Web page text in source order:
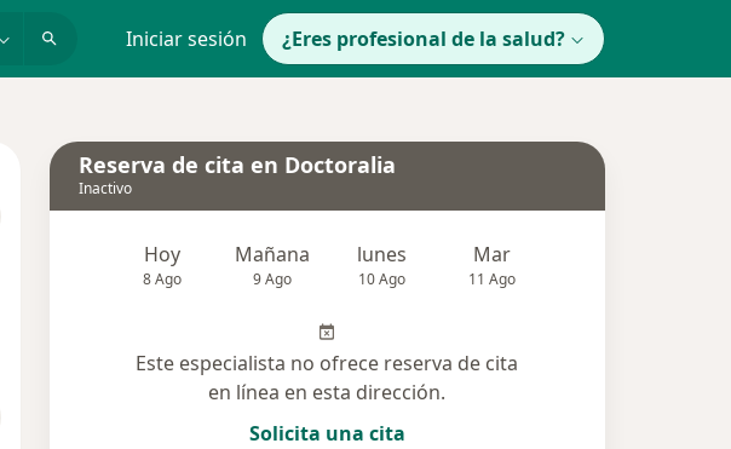
Iniciar sesión ¿Eres profesional de la salud?
Reserva de cita en Doctoralia
Inactivo
Hoy
8 Ago
Mañana
9 Ago
lunes
10 Ago
Mar
11 Ago
Este especialista no ofrece reserva de cita
en línea en esta dirección.
Solicita una cita